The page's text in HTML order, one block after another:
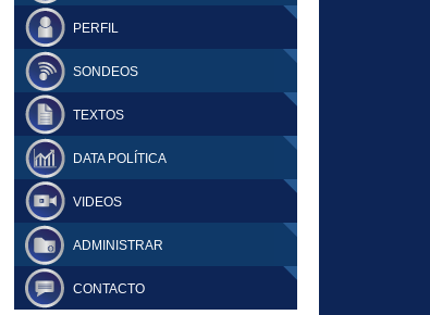
PERFIL
SONDEOS
TEXTOS
DATA POLÍTICA
VIDEOS
ADMINISTRAR
CONTACTO